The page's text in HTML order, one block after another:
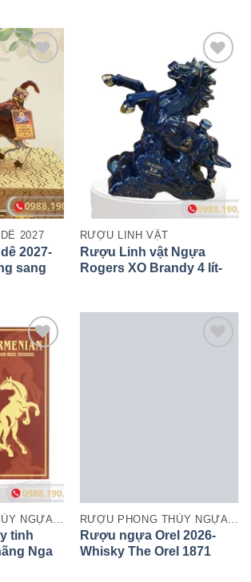
2027
2027-
sang
RƯỢU LINH VẬT
Rượu Linh vật Ngựa
Rogers XO Brandy 4 lít-
RƯỢU PHONG THỦY NGỰA 2026
tinh
Nga
RƯỢU PHONG THỦY NGỰA 2026
Rượu ngựa Orel 2026-
Whisky The Orel 1871